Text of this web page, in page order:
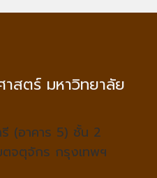
สตร์ มหาวิทยาลัย
รี (อาคาร 5) ชั้น 2
จตุจักร กรุงเทพฯ